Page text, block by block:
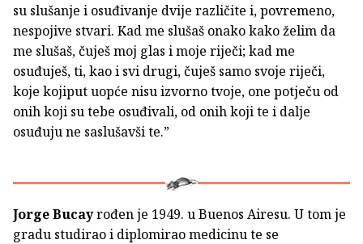
su slušanje i osuđivanje dvije različite i, povremeno,
nespojive stvari. Kad me slušaš onako kako želim da
me slušaš, čuješ moj glas i moje riječi; kad me
osuđuješ, ti, kao i svi drugi, čuješ samo svoje riječi,
koje kojiput uopće nisu izvorno tvoje, one potječu od
onih koji su tebe osuđivali, od onih koji te i dalje
osuđuju ne saslušavši te.”
Jorge Bucayrođen je 1949. u Buenos Airesu. U tom je
gradu studirao i diplomirao medicinu te se